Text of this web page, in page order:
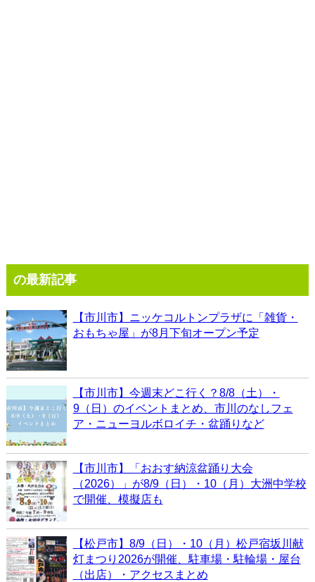
の最新記事
【市川市】ニッケコルトンプラザに「雑貨・
おもちゃ屋」が8月下旬オープン予定
【市川市】今週末どこ行く？8/8（土）・
9（日）のイベントまとめ、市川のなしフェ
ア・ニューヨルボロイチ・盆踊りなど
【市川市】「おおす納涼盆踊り大会
（2026）」が8/9（日）・10（月）大洲中学校
で開催、模擬店も
【松戸市】8/9（日）・10（月）松戸宿坂川献
灯まつり2026が開催、駐車場・駐輪場・屋台
（出店）・アクセスまとめ